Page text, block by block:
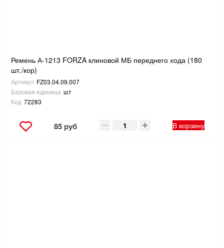
Ремень А-1213 FORZA клиновой МБ переднего хода (180
шт./кор)
Артикул FZ03.04.09.007
Базовая единица шт
Код 72283
85 руб В корзину